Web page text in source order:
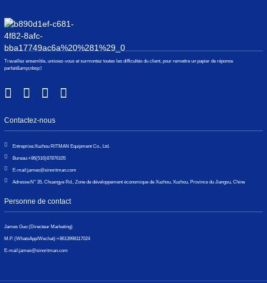
Travaillez ensemble, unissez-vous et surmontez toutes les difficultés du client, pour remettre un papier de réponse
parfait&amp;nbsp;!
Contactez-nous
Entreprise:Xuzhou RITMAN Equipment Co., Ltd.
Bureau:+86(516)87876105
E-mail:james@sinoritman.com
Adresse:N° 35, Chuangye Rd., Zone de développement économique de Xuzhou, Xuzhou, Province du Jiangsu, Chine
Personne de contact
James Guo (Directeur Marketing)
M.P. (WhatsApp/Wechat):+8613998117024
E-mail:james@sinoritman.com